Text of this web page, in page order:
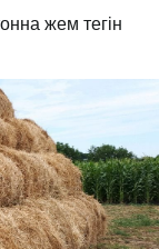
жем тегін